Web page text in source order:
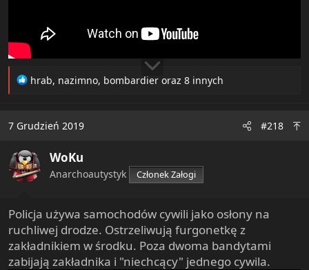
R
t
o
n
s
hrab, nazimno, bombardier oraz 8 innych
7 Grudzień 2019 #218
WoKu
Anarchoautystyk Członek Załogi
Policja używa samochodów cywili jako osłony na
ruchliwej drodze. Ostrzeliwują furgonetkę z
zakładnikiem w środku. Poza dwoma bandytami
zabijają zakładnika i "niechcący" jednego cywila.